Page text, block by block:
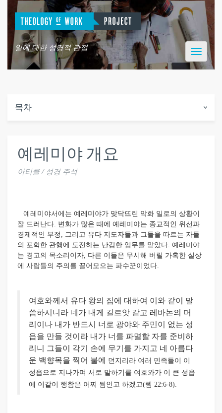
일에 대한 성경적 관점
Toggle
목차
예레미야 개요
아티클 / 성경 주석
예레미야서에는 예레미야가 맞닥뜨린 악화 일로의 상황이
잘 드러난다. 변화가 많은 때에 예레미야는 종교적인 위선과
경제적인 부정, 그리고 유다 지도자들과 그들을 따르는 자들
의 포학한 관행에 도전하는 난감한 임무를 맡았다. 예레미야
는 경고의 목소리이자, 다른 이들은 무시해 버릴 가혹한 실상
에 사람들의 주의를 끌어모으는 파수꾼이었다.
여호와께서 유다 왕의 집에 대하여 이와 같이 말
씀하시니라 네가 내게 길르앗 같고 레바논의 머
리이나 내가 반드시 너로 광야와 주민이 없는 성
읍을 만들 것이라 내가 너를 파멸할 자를 준비하
리니 그들이 각기 손에 무기를 가지고 네 아름다
운 백향목을 찍어 불에
던지리라 여러 민족들이 이
성읍으로 지나가며 서로 말하기를 여호와가 이 큰 성읍
에 이같이 행함은 어찌 됨인고 하겠고(렘 22:6-8).